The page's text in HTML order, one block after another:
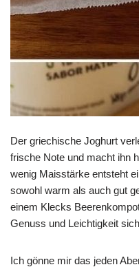
Der griechische Joghurt
frische Note und macht ihn
wenig Maisstärke entsteht
sowohl warm als auch gut
einem Klecks
Genuss und Leichtigkeit
Ich gönne mir das jeden